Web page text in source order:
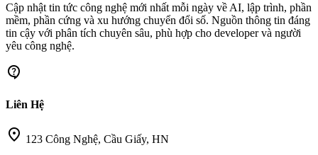
Cập nhật tin tức công nghệ mới nhất mỗi ngày về AI, lập trình, phần
mềm, phần cứng và xu hướng chuyển đổi số. Nguồn thông tin đáng
tin cậy với phân tích chuyên sâu, phù hợp cho developer và người
yêu công nghệ.
contact_support
Liên Hệ
location_on 123 Công Nghệ, Cầu Giấy, HN